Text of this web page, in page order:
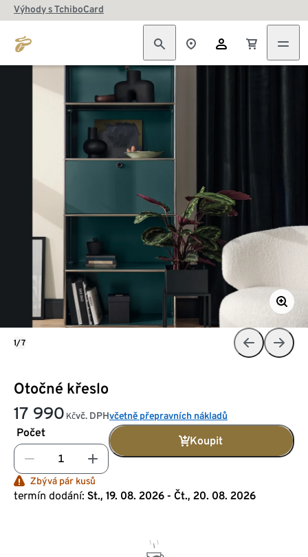
Výhody s TchiboCard
Otočné křeslo
17 990 Kčvč. DPHvčetně přepravních nákladů
Počet
Koupit
Zbývá pár kusů
termín dodání: St., 19. 08. 2026 - Čt., 20. 08. 2026
1/7